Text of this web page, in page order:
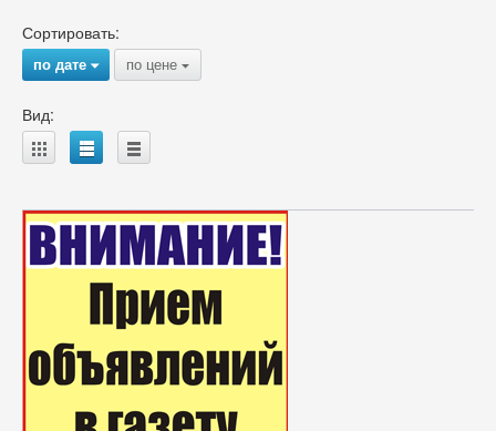
Сортировать:
по дате{ по цене {
Вид:
A B C